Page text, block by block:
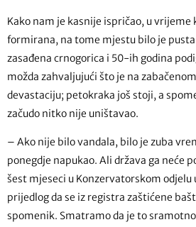
Kako nam je kasnije ispričao, u vrijeme
formirana, na tome mjestu bilo je
zasađena crnogorica i 50-ih godina
možda zahvaljujući što je na
devastaciju; petokraka još stoji, a
začudo nitko nije uništavao.
– Ako nije bilo vandala, bilo je zuba
ponegdje napukao. Ali država ga neće
šest mjeseci u Konzervatorskom odjelu
prijedlog da se iz registra zaštićene
spomenik. Smatramo da je to